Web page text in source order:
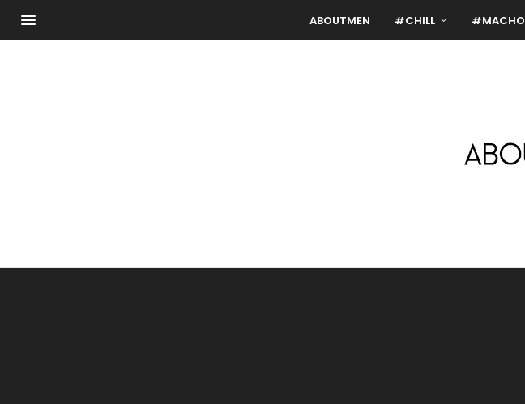
ABOUTMEN #CHILL #MACHO